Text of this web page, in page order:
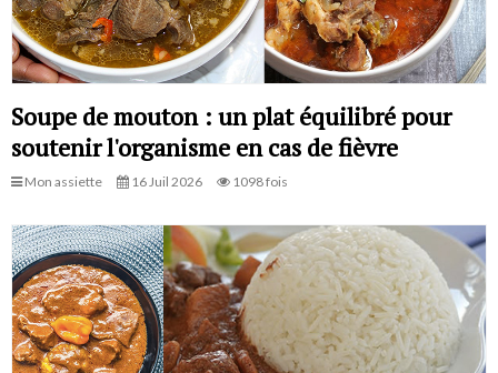
Soupe de mouton : un plat équilibré pour
soutenir l'organisme en cas de fièvre
Mon assiette 16 Juil 2026 1098 fois